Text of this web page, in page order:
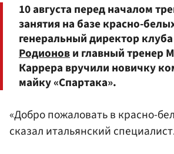
10 августа перед началом
занятия на базе красно-
генеральный директор клуба
Родионови главный тренер
Каррера вручили новичку
майку «Спартака».
«Добро пожаловать в красно-
сказал итальянский